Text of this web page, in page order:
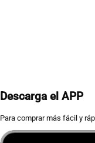
Descarga el APP
Para comprar más fácil y